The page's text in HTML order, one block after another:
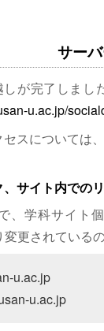
サー
が完了しまし
u.ac.jp/
スについては
サイト内での
、学科サイト
更されている
u.ac.jp
u.ac.jp